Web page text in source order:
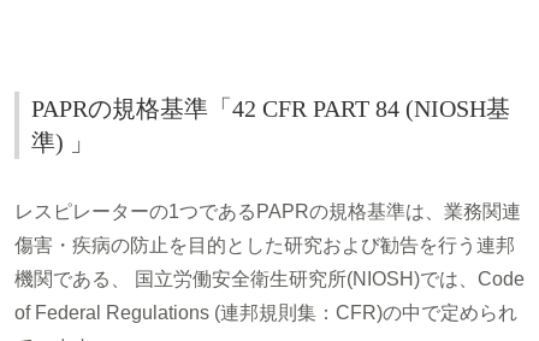
PAPRの規格基準「42 CFR PART 84 (NIOSH基
準) 」
レスピレーターの1つであるPAPRの規格基準は、業務関連
傷害・疾病の防止を目的とした研究および勧告を行う連邦
機関である、 国立労働安全衛生研究所(NIOSH)では、Code
of Federal Regulations (連邦規則集：CFR)の中で定められ